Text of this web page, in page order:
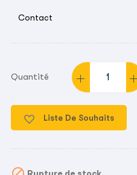
Contact
Quantité
Liste De Souhaits